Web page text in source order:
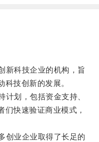
科技企业的机构，旨
技创新的发展。
划，包括资金支持、
们快速验证商业模式，
业企业取得了长足的